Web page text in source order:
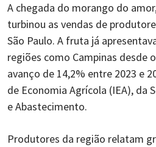
A chegada do morango do
turbinou as vendas de
São Paulo. A fruta já
regiões como Campinas desde
avanço de 14,2% entre 2023 e
de Economia Agrícola (IEA), da
e Abastecimento.
Produtores da região relatam